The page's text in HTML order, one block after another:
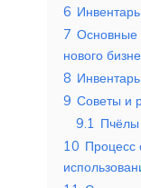
6 Инвентарь
7 Основные
нового
8 Инвентарь
9 Советы и
9.1 Пчёлы
10 Процесс